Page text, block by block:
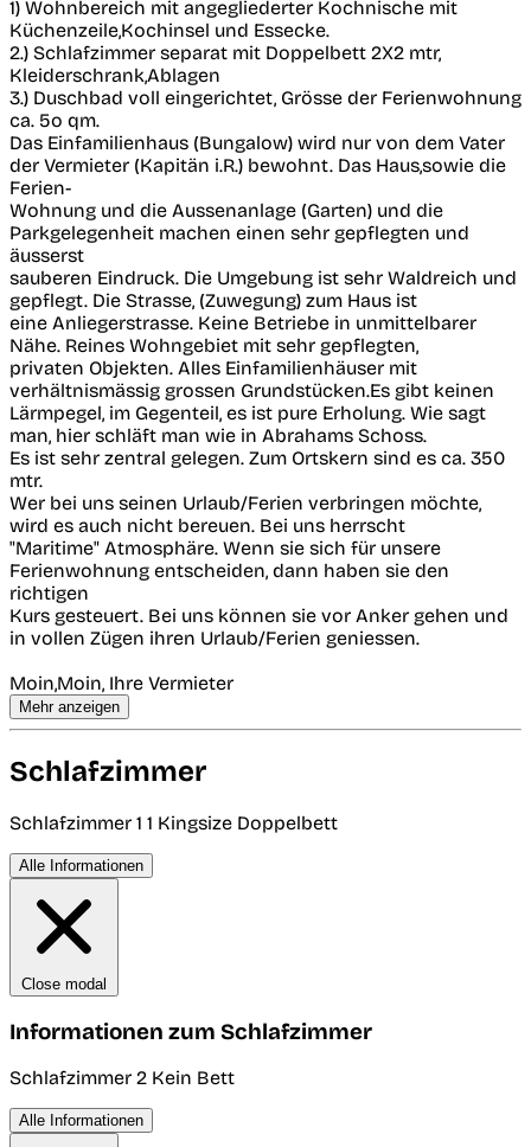
1) Wohnbereich mit angegliederter Kochnische mit
Küchenzeile,Kochinsel und Essecke.
2.) Schlafzimmer separat mit Doppelbett 2X2 mtr,
Kleiderschrank,Ablagen
3.) Duschbad voll eingerichtet, Grösse der Ferienwohnung
ca. 5o qm.
Das Einfamilienhaus (Bungalow) wird nur von dem Vater
der Vermieter (Kapitän i.R.) bewohnt. Das Haus,sowie die
Ferien-
Wohnung und die Aussenanlage (Garten) und die
Parkgelegenheit machen einen sehr gepflegten und
äusserst
sauberen Eindruck. Die Umgebung ist sehr Waldreich und
gepflegt. Die Strasse, (Zuwegung) zum Haus ist
eine Anliegerstrasse. Keine Betriebe in unmittelbarer
Nähe. Reines Wohngebiet mit sehr gepflegten,
privaten Objekten. Alles Einfamilienhäuser mit
verhältnismässig grossen Grundstücken.Es gibt keinen
Lärmpegel, im Gegenteil, es ist pure Erholung. Wie sagt
man, hier schläft man wie in Abrahams Schoss.
Es ist sehr zentral gelegen. Zum Ortskern sind es ca. 350
mtr.
Wer bei uns seinen Urlaub/Ferien verbringen möchte,
wird es auch nicht bereuen. Bei uns herrscht
"Maritime" Atmosphäre. Wenn sie sich für unsere
Ferienwohnung entscheiden, dann haben sie den
richtigen
Kurs gesteuert. Bei uns können sie vor Anker gehen und
in vollen Zügen ihren Urlaub/Ferien geniessen.
Moin,Moin, Ihre Vermieter
Mehr anzeigen
Schlafzimmer
Schlafzimmer 1 1 Kingsize Doppelbett
Alle Informationen
Close modal
Informationen zum Schlafzimmer
Schlafzimmer 2 Kein Bett
Alle Informationen